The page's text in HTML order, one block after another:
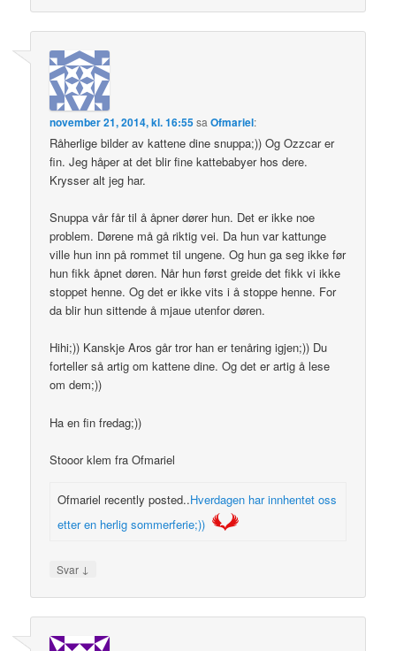
november 21, 2014, kl. 16:55sa Ofmariel:
Råherlige bilder av kattene dine snuppa;)) Og Ozzcar er
fin. Jeg håper at det blir fine kattebabyer hos dere.
Krysser alt jeg har.
Snuppa vår får til å åpner dører hun. Det er ikke noe
problem. Dørene må gå riktig vei. Da hun var kattunge
ville hun inn på rommet til ungene. Og hun ga seg ikke før
hun fikk åpnet døren. Når hun først greide det fikk vi ikke
stoppet henne. Og det er ikke vits i å stoppe henne. For
da blir hun sittende å mjaue utenfor døren.
Hihi;)) Kanskje Aros går tror han er tenåring igjen;)) Du
forteller så artig om kattene dine. Og det er artig å lese
om dem;))
Ha en fin fredag;))
Stooor klem fra Ofmariel
Ofmariel recently posted..Hverdagen har innhentet oss
etter en herlig sommerferie;))
Svar ↓